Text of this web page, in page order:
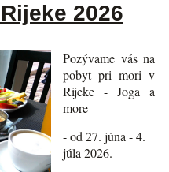
2026
Pozývame vás na
pobyt pri mori v
Rijeke - Joga a
more
- od 27. júna - 4.
júla 2026.